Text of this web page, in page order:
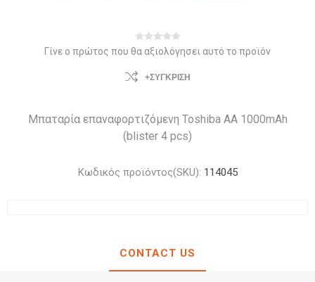
Γίνε ο πρώτος που θα αξιολόγησει αυτό το προϊόν
+ΣΎΓΚΡΙΣΗ
Μπαταρία επαναφορτιζόμενη Toshiba AA 1000mAh
(blister 4 pcs)
Κωδικός προϊόντος(SKU): 114045
CONTACT US